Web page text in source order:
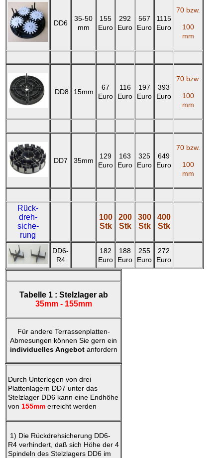
DD6
35-50
mm
155
Euro
292
Euro
567
Euro
1115
Euro
70 bzw.
100
mm
DD8 15mm
67
Euro
116
Euro
197
Euro
393
Euro
70 bzw.
100
mm
DD7 35mm
129
Euro
163
Euro
325
Euro
649
Euro
70 bzw.
100
mm
Rück-
dreh-
siche-
rung
100
Stk
200
Stk
300
Stk
400
Stk
DD6-
R4
182
Euro
188
Euro
255
Euro
272
Euro
Tabelle 1 : Stelzlager ab
35mm - 155mm
Für andere Terrassenplatten-
Abmesungen können Sie gern ein
individuelles Angebot anfordern
Durch Unterlegen von drei
Plattenlagern DD7 unter das
Stelzlager DD6 kann eine Endhöhe
von 155mm erreicht werden
1) Die Rückdrehsicherung DD6-
R4 verhindert, daß sich Höhe der 4
Spindeln des Stelzlagers DD6 im